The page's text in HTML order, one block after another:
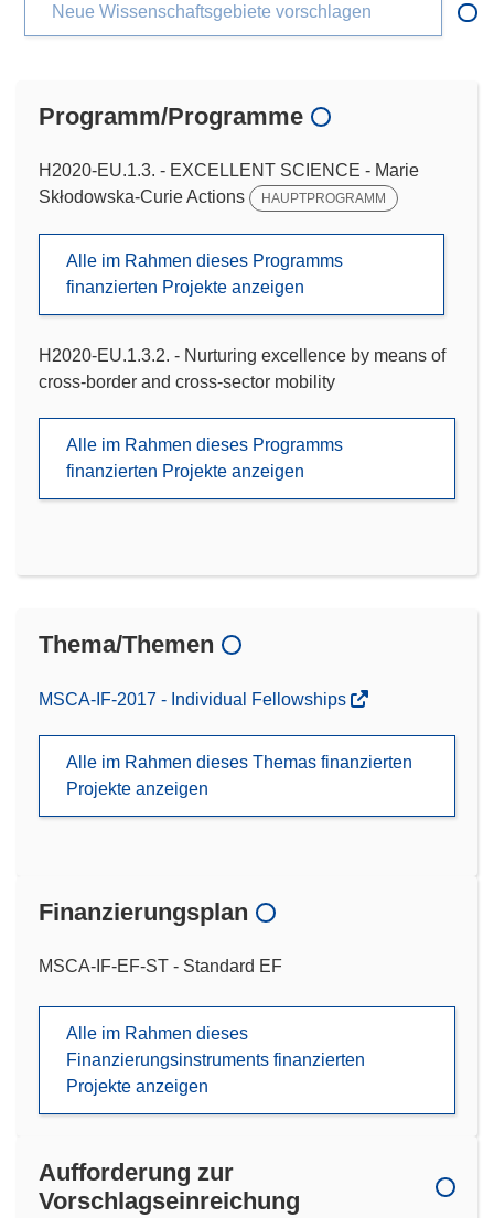
Neue Wissenschaftsgebiete vorschlagen
Programm/Programme
H2020-EU.1.3. - EXCELLENT SCIENCE - Marie
Skłodowska-Curie Actions
HAUPTPROGRAMM
Alle im Rahmen dieses Programms
finanzierten Projekte anzeigen
H2020-EU.1.3.2. - Nurturing excellence by means of
cross-border and cross-sector mobility
Alle im Rahmen dieses Programms
finanzierten Projekte anzeigen
Thema/Themen
MSCA-IF-2017 - Individual Fellowships
Alle im Rahmen dieses Themas finanzierten
Projekte anzeigen
Finanzierungsplan
MSCA-IF-EF-ST - Standard EF
Alle im Rahmen dieses
Finanzierungsinstruments finanzierten
Projekte anzeigen
Aufforderung zur
Vorschlagseinreichung